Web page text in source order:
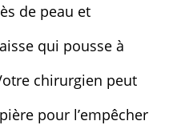
de peau et
qui pousse à
chirurgien peut
pour l’empêcher